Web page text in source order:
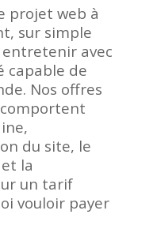
projet web à
sur simple
entretenir avec
capable de
Nos offres
du site, le
la
un tarif
vouloir payer